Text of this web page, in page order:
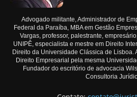
Advogado militante, Administrador de
Federal da Paraíba, MBA em Gestão
Vargas, professor, palestrante,
UNIPÊ, especialista e mestre em Direito
Direito da Universidade Clássica de Lisboa.
Direito Empresarial pela mesma
Fundador do escritório de advocacia
Consultoria